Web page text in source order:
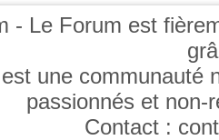
- Le Forum est
une communauté
passionnés et
Contact :